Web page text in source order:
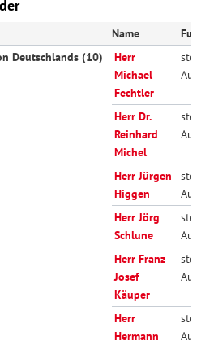
Name
Deutschlands (10)
Herr
Michael
Fechtler
Herr Dr.
Reinhard
Michel
Herr Jürgen
Higgen
Herr Jörg
Schlune
Herr Franz
Josef
Käuper
Herr
Hermann